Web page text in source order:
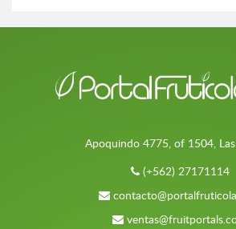
Apoquindo 4775, of 1504,
(+562) 27171114